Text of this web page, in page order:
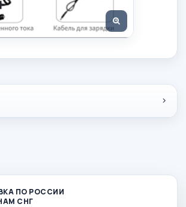
ПО РОССИИ
СНГ